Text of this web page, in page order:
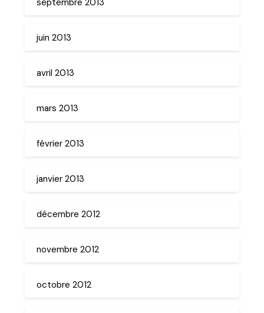
juin 2013
avril 2013
mars 2013
février 2013
janvier 2013
décembre 2012
novembre 2012
octobre 2012